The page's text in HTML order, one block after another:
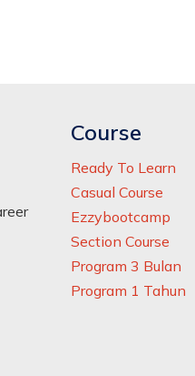
Course
Ready To Learn
Casual Course
Ezzybootcamp
Section Course
Program 3 Bulan
Program 1 Tahun